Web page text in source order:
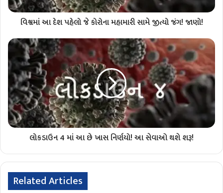
વિશ્વમાં આ દેશ પહેલો જે કોરોના મહામારી સામે જીત્યો જંગ! જાણો!
લોકડાઉન 4 માં આ છે ખાસ નિર્ણયો! આ સેવાઓ થશે શરૂ!
Related Articles